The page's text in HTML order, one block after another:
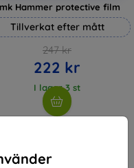
Hammer protective film
Tillverkat efter mått
247 kr
222 kr
I lager 3 st